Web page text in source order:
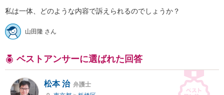
私は一体、どのような内容で訴えられるのでしょうか？
山田隆 さん
ベストアンサーに選ばれた回答
松本 治 弁護士